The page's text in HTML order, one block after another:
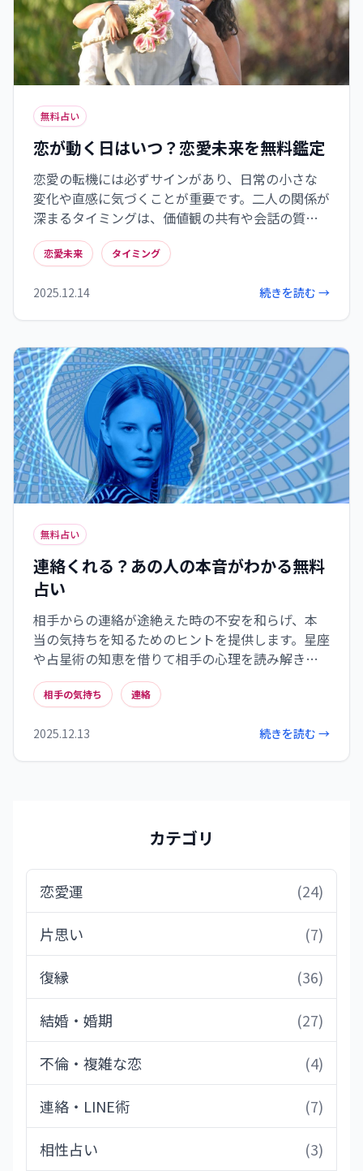
無料占い
恋が動く日はいつ？恋愛未来を無料鑑定
恋愛の転機には必ずサインがあり、日常の小さな
変化や直感に気づくことが重要です。二人の関係が
深まるタイミングは、価値観の共有や会話の質の
変化から読み取れます。運命の糸が結ばれる瞬間
は、シンクロニシティや直感など複合的な要素か
の心の準備であり、それが整ったら恐れずに一歩
踏み出すことが新たな恋の始まりとなるでしょ
恋愛未来 タイミング
2025.12.14 続きを読む →
無料占い
連絡くれる？あの人の本音がわかる無料
占い
相手からの連絡が途絶えた時の不安を和らげ、本
当の気持ちを知るためのヒントを提供します。星座
や占星術の知恵を借りて相手の心理を読み解き、
あなたがとるべき最適な行動を導き出します。二人
の関係性における運命の分岐点を見極め、未来へ
相手の気持ち 連絡
2025.12.13 続きを読む →
カテゴリ
恋愛運 (24)
片思い (7)
復縁 (36)
結婚・婚期 (27)
不倫・複雑な恋 (4)
連絡・LINE術 (7)
相性占い (3)